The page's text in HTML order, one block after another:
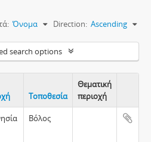
Όνομα Direction: Ascending
search options
Τοποθεσία
Θεματική
περιοχή
Βόλος